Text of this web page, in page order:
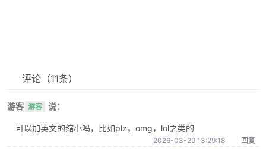
评论 （11条）
游客 游客 说：
可以加英文的缩小吗，比如plz，omg，lol之类的
2026-03-29 13:29:18 回复